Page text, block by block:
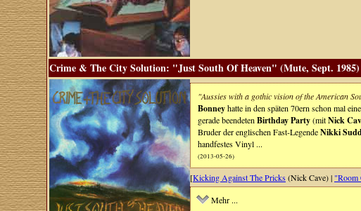
Crime & The City Solution: "Just South Of Heaven" (Mute, Sept. 1985)
"Aussies with a gothic vision of the American
Bonneyhatte in den späten 70ern schon mal
gerade beendeten Birthday Party(mitNick
Bruder der englischen Fast-LegendeNikki
handfestes Vinyl ...
(2013-05-26)
[Kicking Against The Pricks(Nick Cave) |
Mehr ...